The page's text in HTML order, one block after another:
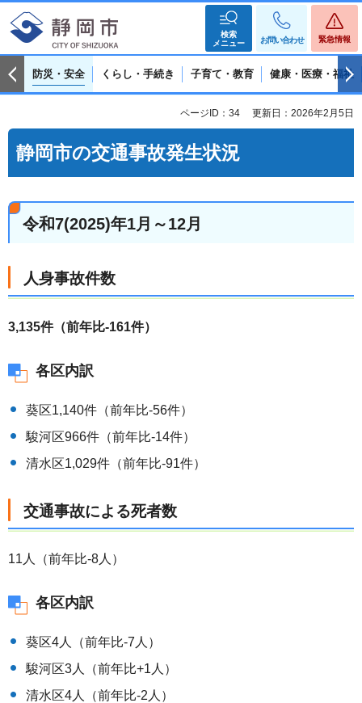
検索
メニュー
お問い合わせ 緊急情報
防災・安全 くらし・手続き 子育て・教育 健康・医療・福祉
ページID：34 更新日：2026年2月5日
静岡市の交通事故発生状況
令和7(2025)年1月～12月
人身事故件数
3,135件（前年比-161件）
各区内訳
葵区1,140件（前年比-56件）
駿河区966件（前年比-14件）
清水区1,029件（前年比-91件）
交通事故による死者数
11人（前年比-8人）
各区内訳
葵区4人（前年比-7人）
駿河区3人（前年比+1人）
清水区4人（前年比-2人）